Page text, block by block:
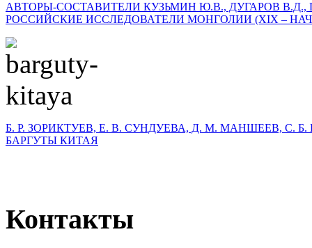
АВТОРЫ-СОСТАВИТЕЛИ КУЗЬМИН Ю.В., ДУГАРОВ
РОССИЙСКИЕ ИССЛЕДОВАТЕЛИ МОНГОЛИИ (XIX –
Б. Р. ЗОРИКТУЕВ, Е. В. СУНДУЕВА, Д. М. МАНШЕЕВ, С.
БАРГУТЫ КИТАЯ
Контакты